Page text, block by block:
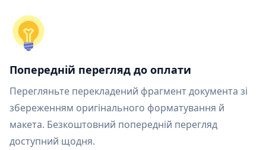
Попередній перегляд до оплати
Перегляньте перекладений фрагмент документа зі
збереженням оригінального форматування й
макета. Безкоштовний попередній перегляд
доступний щодня.